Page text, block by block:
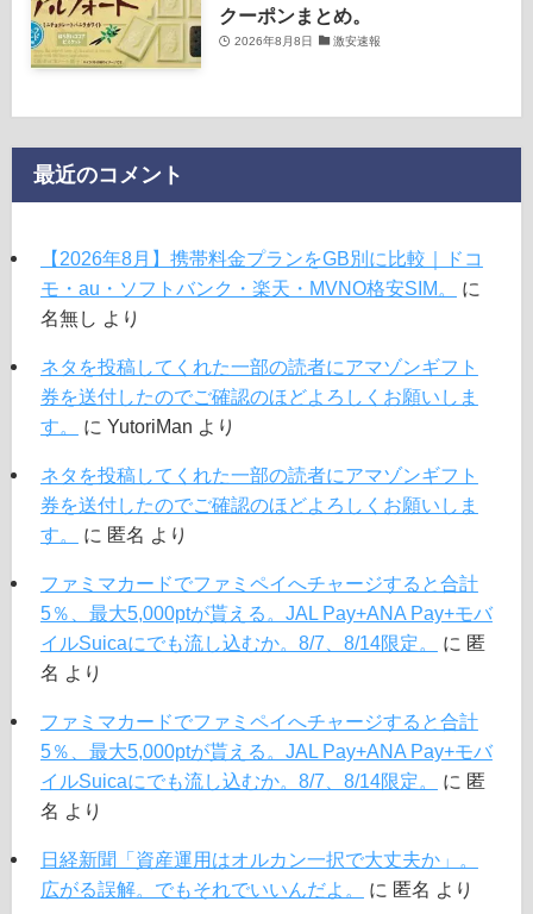
クーポンまとめ。
2026年8月8日 激安速報
最近のコメント
【2026年8月】携帯料金プランをGB別に比較｜ドコ
モ・au・ソフトバンク・楽天・MVNO格安SIM。
に
名無し より
ネタを投稿してくれた一部の読者にアマゾンギフト
券を送付したのでご確認のほどよろしくお願いしま
す。
に YutoriMan より
ネタを投稿してくれた一部の読者にアマゾンギフト
券を送付したのでご確認のほどよろしくお願いしま
す。
に 匿名 より
ファミマカードでファミペイへチャージすると合計
5％、最大5,000ptが貰える。JAL Pay+ANA Pay+モバ
イルSuicaにでも流し込むか。8/7、8/14限定。
に 匿
名 より
ファミマカードでファミペイへチャージすると合計
5％、最大5,000ptが貰える。JAL Pay+ANA Pay+モバ
イルSuicaにでも流し込むか。8/7、8/14限定。
に 匿
名 より
日経新聞「資産運用はオルカン一択で大丈夫か」。
広がる誤解。でもそれでいいんだよ。
に 匿名 より